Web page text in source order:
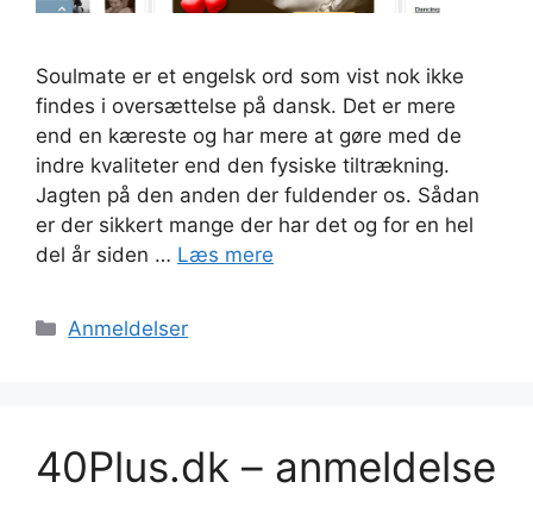
Soulmate er et engelsk ord som vist nok ikke
findes i oversættelse på dansk. Det er mere
end en kæreste og har mere at gøre med de
indre kvaliteter end den fysiske tiltrækning.
Jagten på den anden der fuldender os. Sådan
er der sikkert mange der har det og for en hel
del år siden … Læs mere
Kategorier
Anmeldelser
40Plus.dk – anmeldelse